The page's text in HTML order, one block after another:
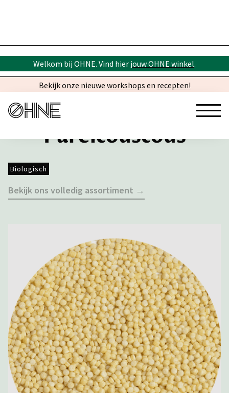
Welkom bij OHNE. Vind hier jouw OHNE winkel.
Bekijk onze nieuwe workshops en recepten!
Parelcouscous
Biologisch
Bekijk ons volledig assortiment →